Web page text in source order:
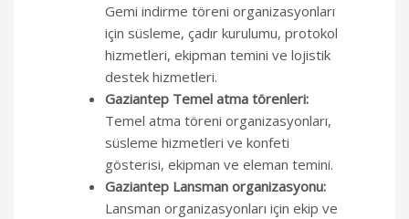
Gemi indirme töreni organizasyonları
için süsleme, çadır kurulumu, protokol
hizmetleri, ekipman temini ve lojistik
destek hizmetleri.
Gaziantep Temel atma törenleri:
Temel atma töreni organizasyonları,
süsleme hizmetleri ve konfeti
gösterisi, ekipman ve eleman temini.
Gaziantep Lansman organizasyonu:
Lansman organizasyonları için ekip ve